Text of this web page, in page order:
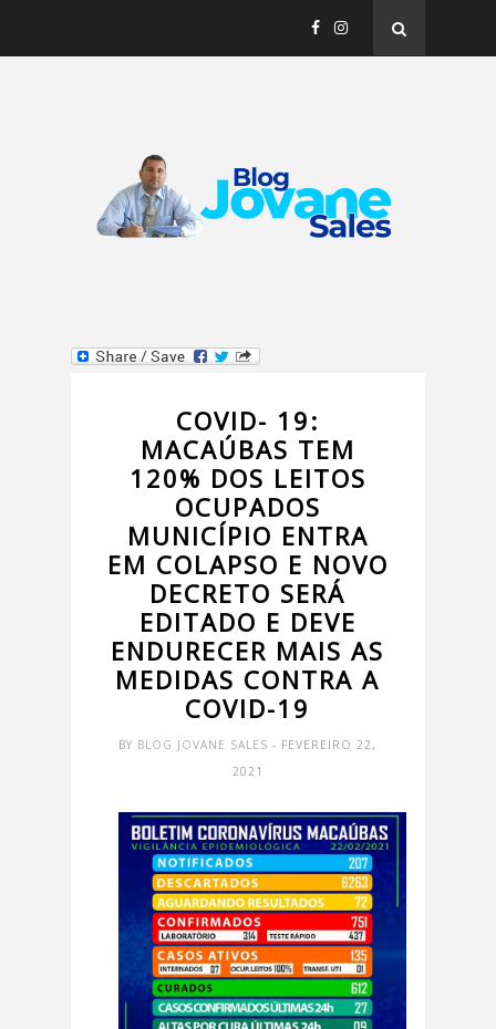
COVID- 19:
MACAÚBAS TEM
120% DOS LEITOS
OCUPADOS
MUNICÍPIO ENTRA
EM COLAPSO E NOVO
DECRETO SERÁ
EDITADO E DEVE
ENDURECER MAIS AS
MEDIDAS CONTRA A
COVID-19
BY BLOG JOVANE SALES- FEVEREIRO 22,
2021